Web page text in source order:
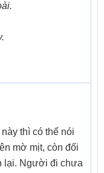
thì có thể nói
mờ mịt, còn đối
lại. Người đi chưa